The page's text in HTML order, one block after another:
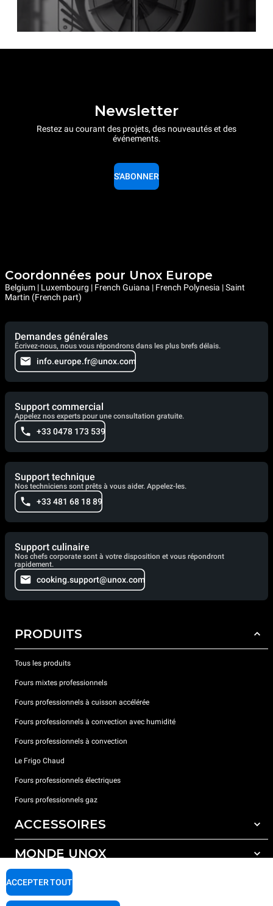
Newsletter
Restez au courant des projets, des nouveautés et des
événements.
S'ABONNER
Coordonnées pour Unox Europe
Belgium | Luxembourg | French Guiana | French Polynesia | Saint
Martin (French part)
Demandes générales
Écrivez-nous, nous vous répondrons dans les plus brefs délais.
info.europe.fr@unox.com
Support commercial
Appelez nos experts pour une consultation gratuite.
+33 0478 173 539
Support technique
Nos techniciens sont prêts à vous aider. Appelez-les.
+33 481 68 18 89
Support culinaire
Nos chefs corporate sont à votre disposition et vous répondront
rapidement.
cooking.support@unox.com
PRODUITS
Tous les produits
Fours mixtes professionnels
Fours professionnels à cuisson accélérée
Fours professionnels à convection avec humidité
Fours professionnels à convection
Le Frigo Chaud
Fours professionnels électriques
Fours professionnels gaz
ACCESSOIRES
Tous les accessoires
Détergents pour lavage automatique
Détergents pour lavage manuel
MONDE UNOX
Nos bureaux dans le monde
SUPPORT
ACCEPTER TOUT